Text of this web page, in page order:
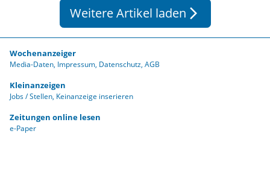
Weitere Artikel laden arrow_forward_ios
Wochenanzeiger
Media-Daten Impressum Datenschutz AGB
Kleinanzeigen
Jobs / Stellen Keinanzeige inserieren
Zeitungen online lesen
e-Paper